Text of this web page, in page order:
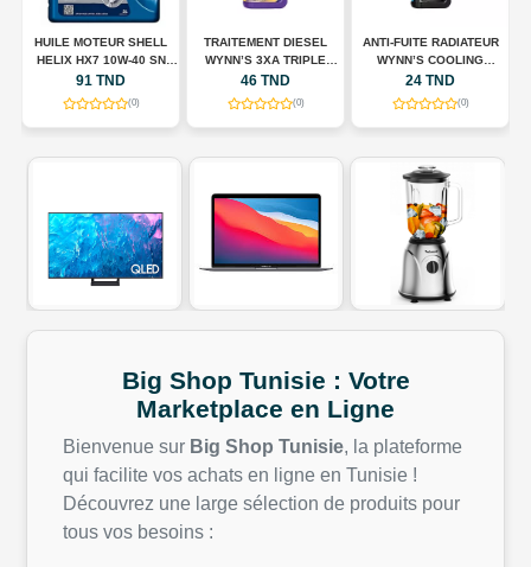
HUILE MOTEUR SHELL
HELIX HX7 10W-40 SN
PLUS – 5 L
91 TND
(0)
TRAITEMENT DIESEL
WYNN’S 3XA TRIPLE
ACTION – 325 ML
46 TND
(0)
ANTI-FUITE RADIATEUR
WYNN’S COOLING
SYSTEM STOP LEAK –
325 ML
24 TND
(0)
Big Shop Tunisie : Votre
Marketplace en Ligne
Bienvenue sur Big Shop Tunisie, la plateforme
qui facilite vos achats en ligne en Tunisie !
Découvrez une large sélection de produits pour
tous vos besoins :